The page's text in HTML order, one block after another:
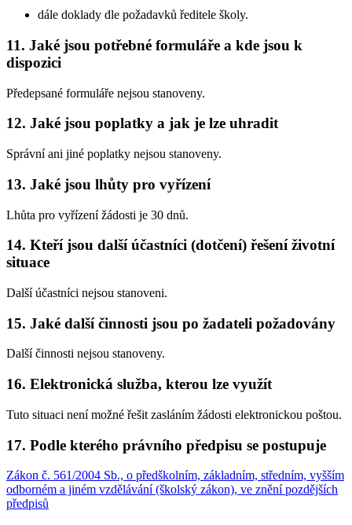
dále doklady dle požadavků ředitele školy.
11. Jaké jsou potřebné formuláře a kde jsou k
dispozici
Předepsané formuláře nejsou stanoveny.
12. Jaké jsou poplatky a jak je lze uhradit
Správní ani jiné poplatky nejsou stanoveny.
13. Jaké jsou lhůty pro vyřízení
Lhůta pro vyřízení žádosti je 30 dnů.
14. Kteří jsou další účastníci (dotčení) řešení životní
situace
Další účastníci nejsou stanoveni.
15. Jaké další činnosti jsou po žadateli požadovány
Další činnosti nejsou stanoveny.
16. Elektronická služba, kterou lze využít
Tuto situaci není možné řešit zasláním žádosti elektronickou poštou.
17. Podle kterého právního předpisu se postupuje
Zákon č. 561/2004 Sb., o předškolním, základním, středním, vyšším
odborném a jiném vzdělávání (školský zákon), ve znění pozdějších
předpisů